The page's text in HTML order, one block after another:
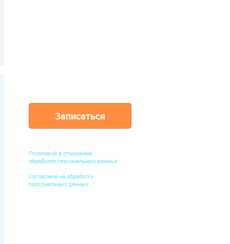
Записаться
Политикой в отношении
обработки персональных данных
Согласием на обработку
персональных данных